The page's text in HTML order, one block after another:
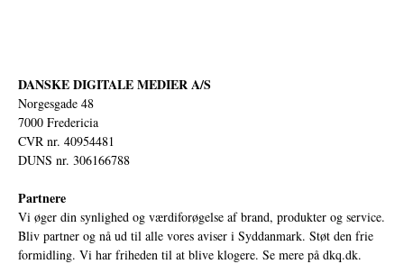
DANSKE DIGITALE MEDIER A/S
Norgesgade 48
7000 Fredericia
CVR nr. 40954481
DUNS nr. 306166788
Partnere
Vi øger din synlighed og værdiforøgelse af brand, produkter og service.
Bliv partner og nå ud til alle vores aviser i Syddanmark. Støt den frie
formidling. Vi har friheden til at blive klogere. Se mere på dkq.dk.